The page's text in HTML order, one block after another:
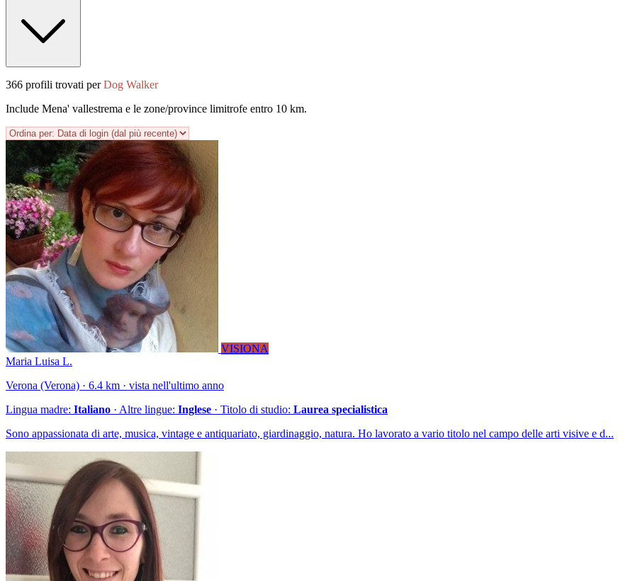
366 profili trovati perDog Walker
Include Mena' vallestrema e le zone/province limitrofe entro 10 km.
VISIONA
Maria Luisa L.
Verona (Verona) · 6.4 km · vista nell'ultimo anno
Lingua madre: Italiano · Altre lingue: Inglese · Titolo di studio: Laurea specialistica
Sono appassionata di arte, musica, vintage e antiquariato, giardinaggio, natura. Ho lavorato a vario titolo nel campo delle arti visive e d...